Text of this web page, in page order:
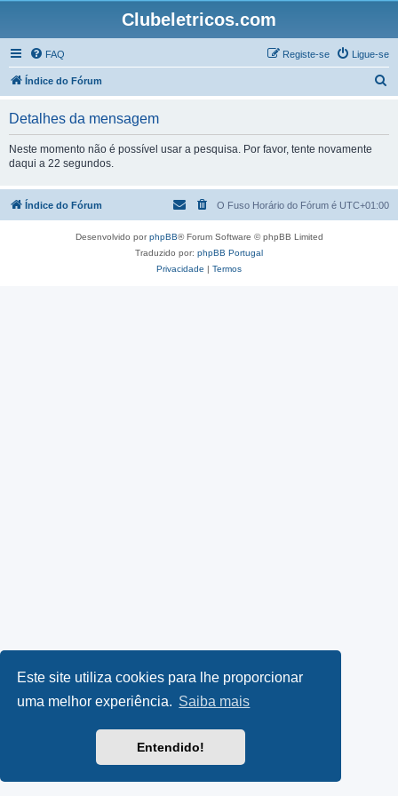
Este site utiliza cookies para lhe proporcionar
uma melhor experiência. Saiba mais
Entendido!
Clubeletricos.com
FAQ Ligue-se
Registe-se
Índice do Fórum
s
Detalhes da mensagem
Neste momento não é possível usar a pesquisa. Por favor, tente novamente
daqui a 22 segundos.
Índice do Fórum O Fuso Horário do Fórum é UTC+01:00
Desenvolvido porphpBB® Forum Software © phpBB Limited
Traduzido por: phpBB Portugal
Privacidade | Termos